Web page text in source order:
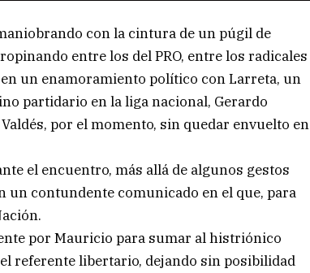
con la cintura de un púgil de
entre los del PRO, entre los radicales
un enamoramiento político con Larreta, un
partidario en la liga nacional, Gerardo
por el momento, sin quedar envuelto en
el encuentro, más allá de algunos gestos
un contundente comunicado en el que, para
por Mauricio para sumar al histriónico
referente libertario, dejando sin posibilidad